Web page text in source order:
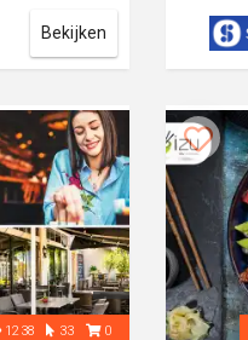
Bekijken
een ...
1238 33 0